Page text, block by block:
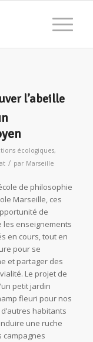
l’abeille
écologiques,
/ par Marseille
de philosophie
Marseille, ces
de
les enseignements
en cours, tout en
pour se
et partager des
Le projet de
petit jardin
fleuri pour nos
habitants
une ruche
campagnes